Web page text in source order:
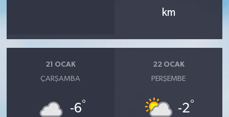
km
21 OCAK
ÇARŞAMBA
-6°
22 OCAK
PERŞEMBE
-2°